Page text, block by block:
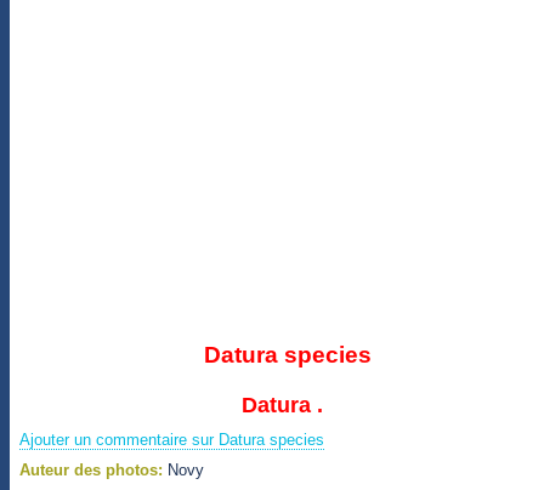
Datura species
Datura .
Ajouter un commentaire sur Datura species
Auteur des photos: Novy